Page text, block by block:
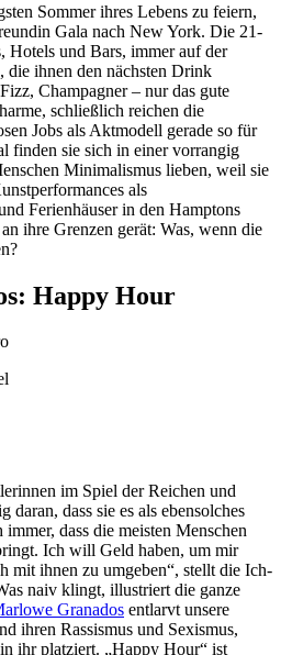
Sommer ihres Lebens zu feiern,
Gala nach New York. Die 21-
Hotels und Bars, immer auf der
die ihnen den nächsten Drink
Champagner – nur das gute
schließlich reichen die
Jobs als Aktmodell gerade so für
finden sie sich in einer vorrangig
Minimalismus lieben, weil sie
als
Ferienhäuser in den Hamptons
ihre Grenzen gerät: Was, wenn die
Happy Hour
im Spiel der Reichen und
daran, dass sie es als ebensolches
dass die meisten Menschen
Ich will Geld haben, um mir
mit ihnen zu umgeben“, stellt die Ich-
naiv klingt, illustriert die ganze
Granados entlarvt unsere
ihren Rassismus und Sexismus,
ihr platziert. „Happy Hour“ ist